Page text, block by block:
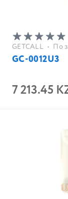
GETCALL • По
GC-0012U3
7 213.45